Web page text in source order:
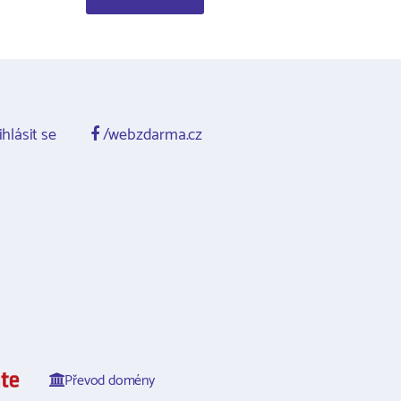
se /webzdarma.cz
Převod domény